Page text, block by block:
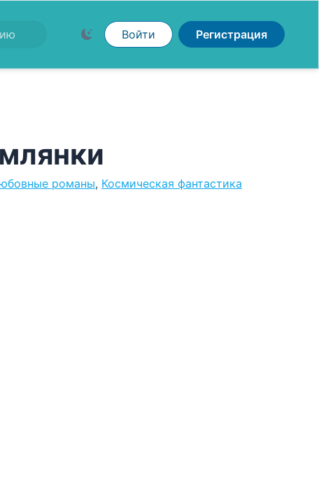
Войти Регистрация
романы, Космическая фантастика